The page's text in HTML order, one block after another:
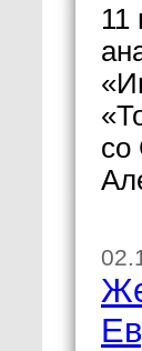
11
со